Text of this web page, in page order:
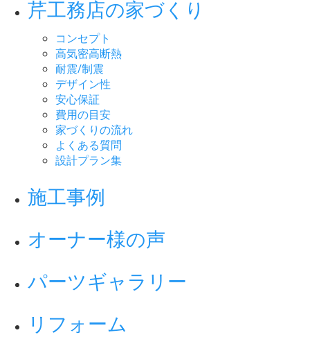
芹工務店の家づくり
コンセプト
高気密高断熱
耐震/制震
デザイン性
安心保証
費用の目安
家づくりの流れ
よくある質問
設計プラン集
施工事例
オーナー様の声
パーツギャラリー
リフォーム